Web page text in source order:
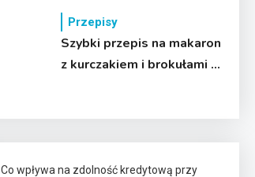
Przepisy
Szybki przepis na makaron
z kurczakiem i brokułami w
Co wpływa na zdolność kredytową przy